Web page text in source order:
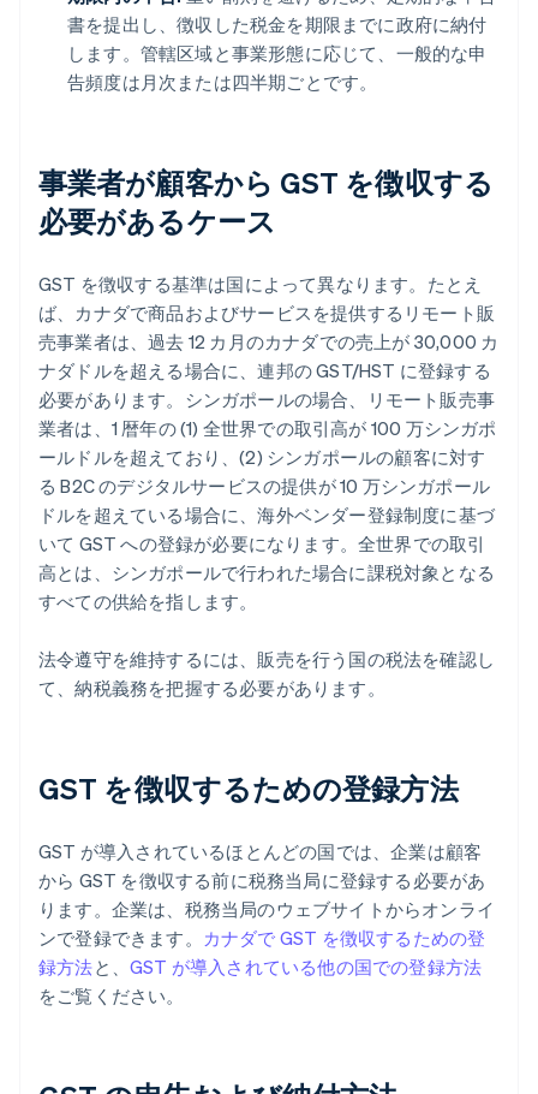
書を提出し、徴収した税金を期限までに政府に納付
します。管轄区域と事業形態に応じて、一般的な申
告頻度は月次または四半期ごとです。
事業者が顧客から GST を徴収する
必要があるケース
GST を徴収する基準は国によって異なります。たとえ
ば、カナダで商品およびサービスを提供するリモート販
売事業者は、過去 12 カ月のカナダでの売上が 30,000 カ
ナダドルを超える場合に、連邦の GST/HST に登録する
必要があります。シンガポールの場合、リモート販売事
業者は、1 暦年の (1) 全世界での取引高が 100 万シンガポ
ールドルを超えており、(2) シンガポールの顧客に対す
る B2C のデジタルサービスの提供が 10 万シンガポール
ドルを超えている場合に、海外ベンダー登録制度に基づ
いて GST への登録が必要になります。全世界での取引
高とは、シンガポールで行われた場合に課税対象となる
すべての供給を指します。
法令遵守を維持するには、販売を行う国の税法を確認し
て、納税義務を把握する必要があります。
GST を徴収するための登録方法
GST が導入されているほとんどの国では、企業は顧客
から GST を徴収する前に税務当局に登録する必要があ
ります。企業は、税務当局のウェブサイトからオンライ
ンで登録できます。 カナダで GST を徴収するための登
録方法と、GST が導入されている他の国での登録方法
をご覧ください。